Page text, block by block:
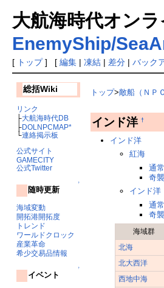
大航海時代オン
EnemyShip/
[ トップ] [ 編集| 凍結| 差分| バック
総括Wiki
リンク
├大航海時代DB
├DOLNPCMAP*
└連絡掲示板
公式サイト
GAMECITY
公式Twitter
↑
随時更新
海域変動
開拓港開拓度
トレンド
ワールドクロック
産業革命
希少交易品情報
↑
イベント
トップ>敵船（ＮＰ
インド洋 †
インド洋
紅海
通常
奇襲
インド洋
通常
奇襲
海域群
北海
北大西洋
西地中海